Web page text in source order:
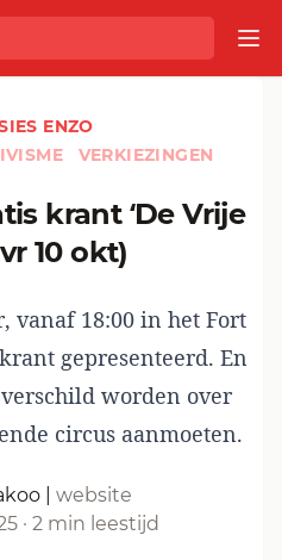
ENZO
VERKIEZINGEN
10 okt)
vanaf 18:00 in het Fort
gepresenteerd. En
worden over
circus aanmoeten.
website
· 2 min leestijd